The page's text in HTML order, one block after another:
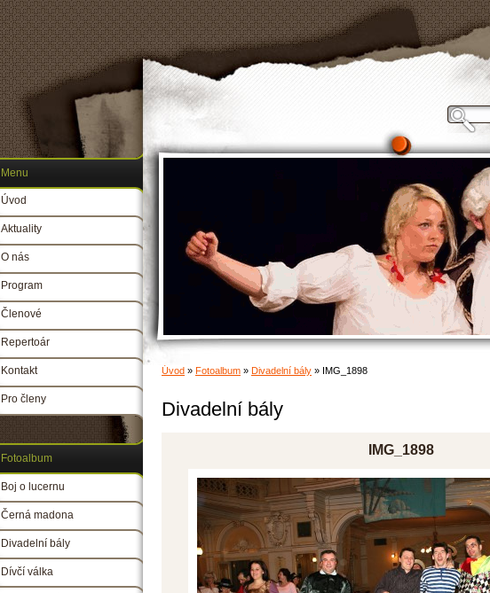
Úvod » Fotoalbum » Divadelní bály » IMG_1898
Divadelní bály
IMG_1898
Menu
Úvod
Aktuality
O nás
Program
Členové
Repertoár
Kontakt
Pro členy
Fotoalbum
Boj o lucernu
Černá madona
Divadelní bály
Dívčí válka